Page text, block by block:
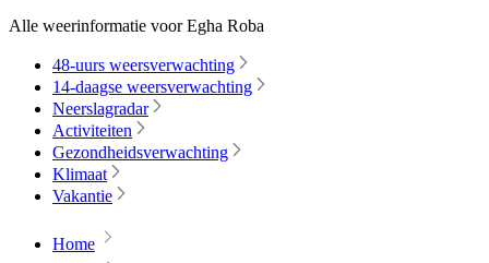
Alle weerinformatie voor Egha Roba
48-uurs weersverwachting
14-daagse weersverwachting
Neerslagradar
Activiteiten
Gezondheidsverwachting
Klimaat
Vakantie
Home